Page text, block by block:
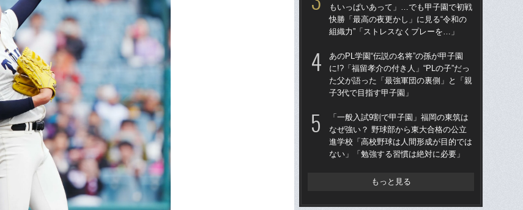
もいっぱいあって」…でも甲子園で初戦
快勝「最高の夜更かし」に見る“令和の
組織力”「ストレスなくプレーを…」
あのPL学園“伝説の名将”の孫が甲子園
に!?「福留孝介の付き人」“PLの子”だっ
た父が語った「最強軍団の裏側」と「親
子3代で目指す甲子園」
「一般入試9割で甲子園」福岡の東筑は
なぜ強い？ 野球部から東大合格の公立
進学校「高校野球は人間形成が目的では
ない」「勉強する習慣は絶対に必要」
もっと見る